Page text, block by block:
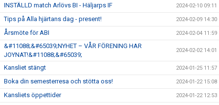
INSTÄLLD match Arlövs BI - Häljarps IF 2024-02-10 09:11
Tips på Alla hjärtans dag - present! 2024-02-09 14:30
Årsmöte för ABI 2024-02-04 11:59
&#11088;&#65039;NYHET – VÅR FÖRENING HAR
JOYNAT!&#11088;&#65039;
2024-02-02 14:01
Kansliet stängt 2024-01-25 11:57
Boka din semesterresa och stötta oss! 2024-01-22 15:08
Kansliets öppettider 2024-01-22 12:53